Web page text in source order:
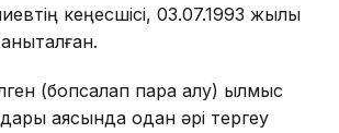
кеңесшісі, 03.07.1993 жылы
(бопсалап пара алу) қылмыс
аясында одан әрі тергеу